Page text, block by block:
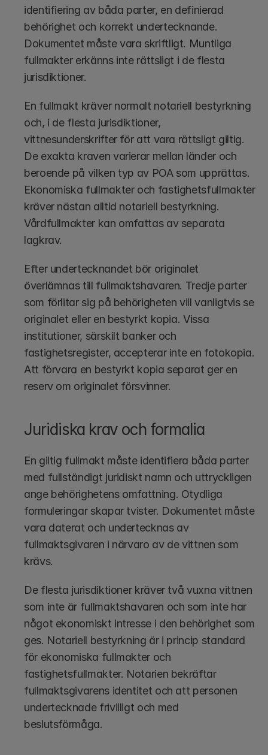
identifiering av båda parter, en definierad
behörighet och korrekt undertecknande.
Dokumentet måste vara skriftligt. Muntliga
fullmakter erkänns inte rättsligt i de flesta
jurisdiktioner.
En fullmakt kräver normalt notariell bestyrkning
och, i de flesta jurisdiktioner,
vittnesunderskrifter för att vara rättsligt giltig.
De exakta kraven varierar mellan länder och
beroende på vilken typ av POA som upprättas.
Ekonomiska fullmakter och fastighetsfullmakter
kräver nästan alltid notariell bestyrkning.
Vårdfullmakter kan omfattas av separata
lagkrav.
Efter undertecknandet bör originalet
överlämnas till fullmaktshavaren. Tredje parter
som förlitar sig på behörigheten vill vanligtvis se
originalet eller en bestyrkt kopia. Vissa
institutioner, särskilt banker och
fastighetsregister, accepterar inte en fotokopia.
Att förvara en bestyrkt kopia separat ger en
reserv om originalet försvinner.
Juridiska krav och formalia
En giltig fullmakt måste identifiera båda parter
med fullständigt juridiskt namn och uttryckligen
ange behörighetens omfattning. Otydliga
formuleringar skapar tvister. Dokumentet måste
vara daterat och undertecknas av
fullmaktsgivaren i närvaro av de vittnen som
krävs.
De flesta jurisdiktioner kräver två vuxna vittnen
som inte är fullmaktshavaren och som inte har
något ekonomiskt intresse i den behörighet som
ges. Notariell bestyrkning är i princip standard
för ekonomiska fullmakter och
fastighetsfullmakter. Notarien bekräftar
fullmaktsgivarens identitet och att personen
undertecknade frivilligt och med
beslutsförmåga.